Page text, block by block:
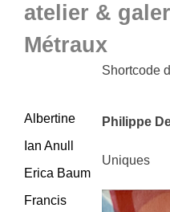
atelier &
Métraux
Shortcode
Philippe
Uniques
Albertine
Ian Anull
Erica Baum
Francis